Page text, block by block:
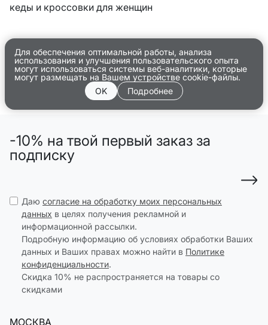
кеды и кроссовки для женщин
Для обеспечения оптимальной работы, анализа
использования и улучшения пользовательского опыта
могут использоваться системы веб-аналитики, которые
могут размещать на Вашем устройстве cookie-файлы.
OK
Подробнее
-10% на твой первый заказ за
подписку
Даю согласие на обработку моих персональных
данных в целях получения рекламной и
информационной рассылки.
Подробную информацию об условиях обработки Ваших
данных и Ваших правах можно найти в Политике
конфиденциальности.
Скидка 10% не распространяется на товары со
скидками
МОСКВА